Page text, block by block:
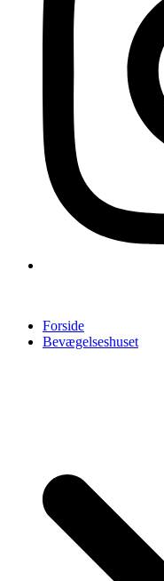
Forside
Bevægelseshuset